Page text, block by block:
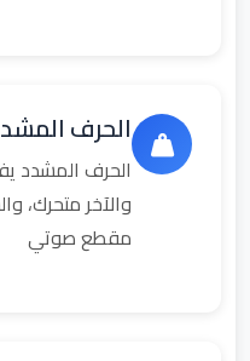
الحرف
الحرف المشدد
والآخر متحرك،
مقطع صوتي